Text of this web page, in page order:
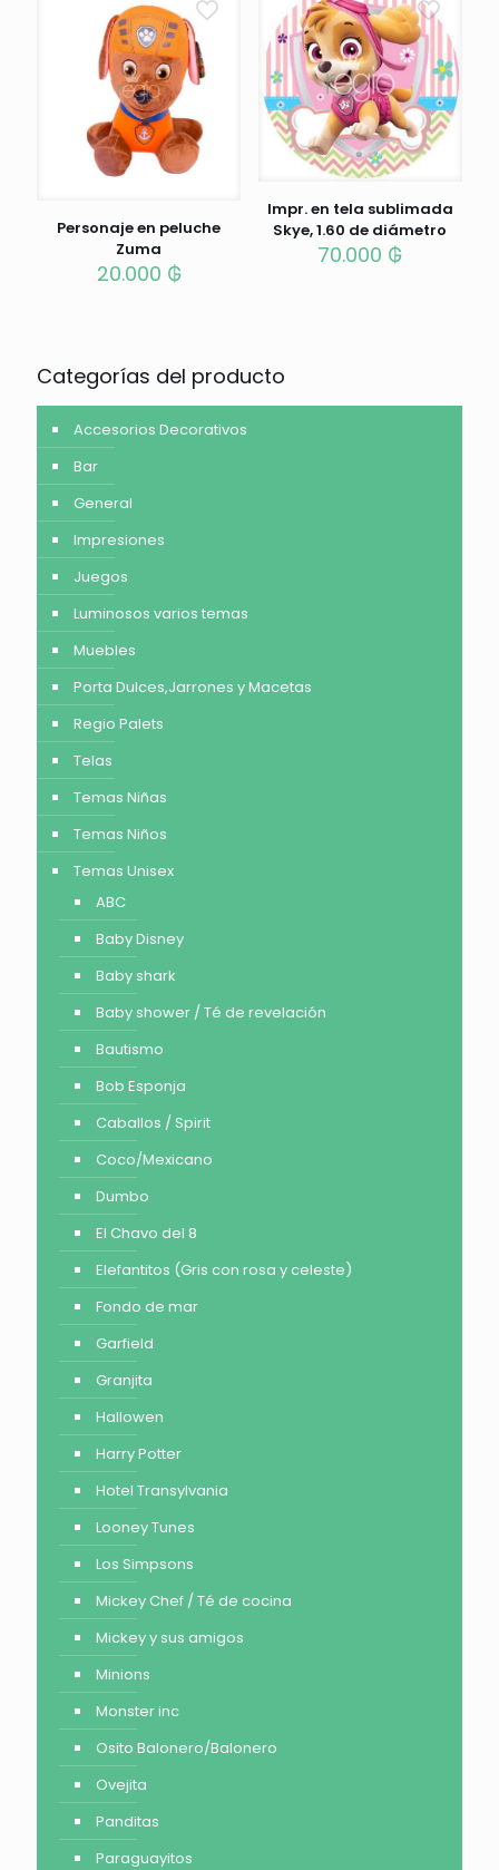
Personaje en peluche
Zuma
20.000 ₲
Impr. en tela sublimada
Skye, 1.60 de diámetro
70.000 ₲
Categorías del producto
Accesorios Decorativos
Bar
General
Impresiones
Juegos
Luminosos varios temas
Muebles
Porta Dulces,Jarrones y Macetas
Regio Palets
Telas
Temas Niñas
Temas Niños
Temas Unisex
ABC
Baby Disney
Baby shark
Baby shower / Té de revelación
Bautismo
Bob Esponja
Caballos / Spirit
Coco/Mexicano
Dumbo
El Chavo del 8
Elefantitos (Gris con rosa y celeste)
Fondo de mar
Garfield
Granjita
Hallowen
Harry Potter
Hotel Transylvania
Looney Tunes
Los Simpsons
Mickey Chef / Té de cocina
Mickey y sus amigos
Minions
Monster inc
Osito Balonero/Balonero
Ovejita
Panditas
Paraguayitos